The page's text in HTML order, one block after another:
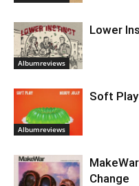
Albumreviews
Lower
Albumreviews
Soft
Change